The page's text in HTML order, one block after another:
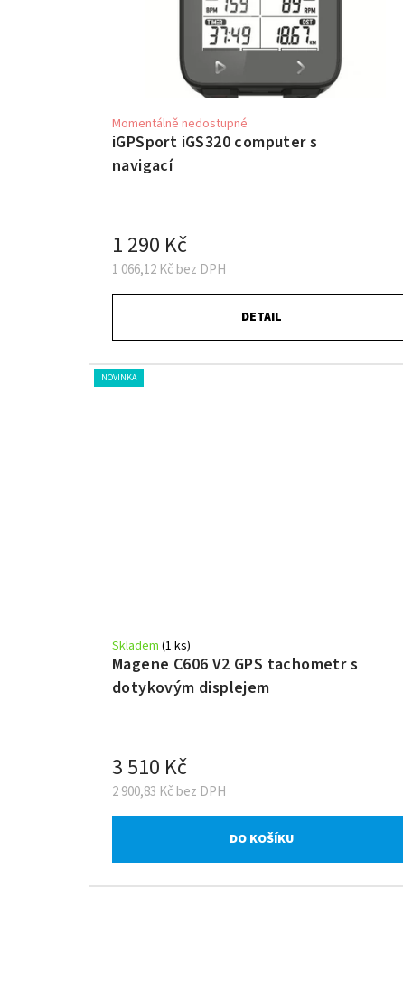
iGPSport iGS320 computer s
navigací
Momentálně nedostupné
1 066,12 Kč bez DPH
1 290 Kč
DETAIL
NOVINKA
Magene C606 V2 GPS tachometr s
dotykovým displejem
Skladem (1 ks)
2 900,83 Kč bez DPH
3 510 Kč
DO KOŠÍKU